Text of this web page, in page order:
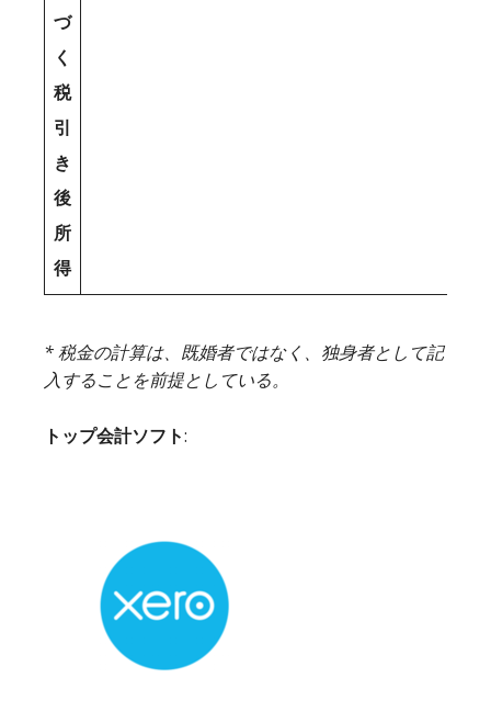
づ
く
税
引
き
後
所
得
* 税金の計算は、既婚者ではなく、独身者として記
入することを前提としている。
トップ会計ソフト: